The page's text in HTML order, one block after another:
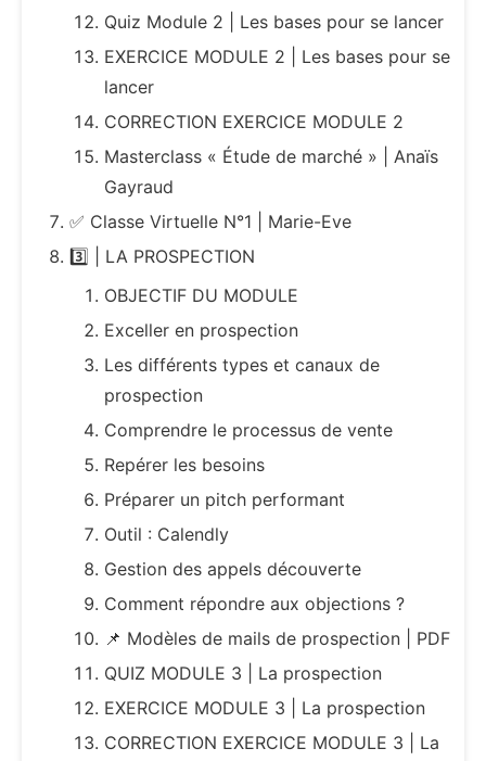
Quiz Module 2 | Les bases pour se lancer
EXERCICE MODULE 2 | Les bases pour se
lancer
CORRECTION EXERCICE MODULE 2
Masterclass « Étude de marché » | Anaïs
Gayraud
✅ Classe Virtuelle N°1 | Marie-Eve
3️⃣ | LA PROSPECTION
OBJECTIF DU MODULE
Exceller en prospection
Les différents types et canaux de
prospection
Comprendre le processus de vente
Repérer les besoins
Préparer un pitch performant
Outil : Calendly
Gestion des appels découverte
Comment répondre aux objections ?
📌 Modèles de mails de prospection | PDF
QUIZ MODULE 3 | La prospection
EXERCICE MODULE 3 | La prospection
CORRECTION EXERCICE MODULE 3 | La